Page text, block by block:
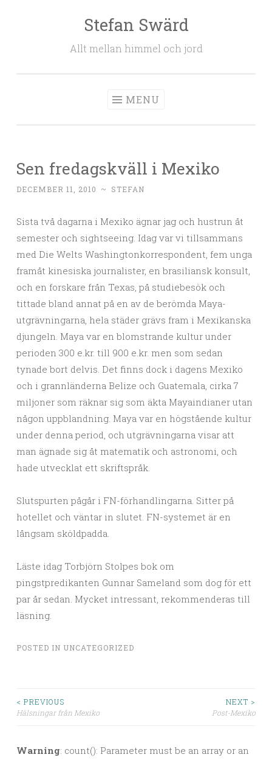
Stefan Swärd
Allt mellan himmel och jord
MENU
Sen fredagskväll i Mexiko
DECEMBER 11, 2010 ~ STEFAN
Sista två dagarna i Mexiko ägnar jag och hustrun åt
semester och sightseeing. Idag var vi tillsammans
med Die Welts Washingtonkorrespondent, fem unga
framåt kinesiska journalister, en brasiliansk konsult,
och en forskare från Texas, på studiebesök och
tittade bland annat på en av de berömda Maya-
utgrävningarna, hela städer grävs fram i Mexikanska
djungeln. Maya var en blomstrande kultur under
perioden 300 e.kr. till 900 e.kr. men som sedan
tynade bort delvis. Det finns dock i dagens Mexiko
och i grannländerna Belize och Guatemala, cirka 7
miljoner som räknar sig som äkta Mayaindianer utan
någon uppblandning. Maya var en högstående kultur
under denna period, och utgrävningarna visar att
man ägnade sig åt matematik och astronomi, och
hade utvecklat ett skriftspråk.
Slutspurten pågår i FN-förhandlingarna. Sitter på
hotellet och väntar in slutet. FN-systemet är en
långsam sköldpadda.
Läste idag Torbjörn Stolpes bok om
pingstpredikanten Gunnar Sameland som dog för ett
par år sedan. Mycket intressant, rekommenderas till
läsning.
POSTED IN UNCATEGORIZED
Post navigation
< PREVIOUS
Hälsningar från Mexiko
NEXT >
Post-Mexiko
Warning: count(): Parameter must be an array or an